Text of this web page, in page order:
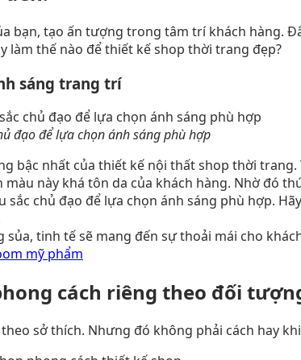
bạn, tạo ấn tượng trong tâm trí khách hàng.
làm thế nào để thiết kế shop thời trang đẹp?
sáng trang trí
đạo để lựa chọn ánh sáng phù hợp
bậc nhất của thiết kế nội thất shop thời
này khá tôn da của khách hàng. Nhờ đó
chủ đạo để lựa chọn ánh sáng phù hợp.
tinh tế sẽ mang đến sự thoải mái cho
mỹ phẩm
cách riêng theo đối
sở thích. Nhưng đó không phải cách hay